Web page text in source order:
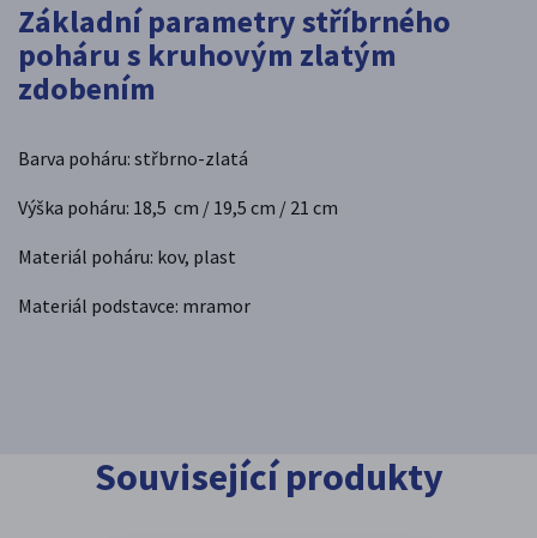
Základní parametry stříbrného
poháru s kruhovým zlatým
zdobením
Barva poháru: střbrno-zlatá
Výška poháru: 18,5 cm / 19,5 cm / 21 cm
Materiál poháru: kov, plast
Materiál podstavce: mramor
Související produkty